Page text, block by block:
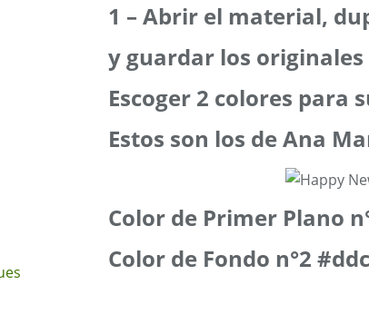
1 – Abrir el material,
y guardar los originales
Escoger 2 colores para
Estos son los de Ana
Color de Primer Plano
Color de Fondo n°2